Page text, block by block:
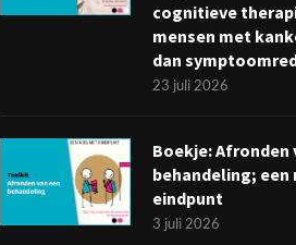
cognitieve
mensen met
dan
23 juli 2026
Boekje: Afronden
behandeling; een
eindpunt
3 juli 2026